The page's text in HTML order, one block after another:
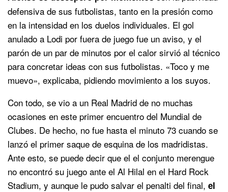
defensiva de sus futbolistas, tanto en la presión como
en la intensidad en los duelos individuales. El gol
anulado a Lodi por fuera de juego fue un aviso, y el
parón de un par de minutos por el calor sirvió al técnico
para concretar ideas con sus futbolistas. «Toco y me
muevo», explicaba, pidiendo movimiento a los suyos.
Con todo, se vio a un Real Madrid de no muchas
ocasiones en este primer encuentro del Mundial de
Clubes. De hecho, no fue hasta el minuto 73 cuando se
lanzó el primer saque de esquina de los madridistas.
Ante esto, se puede decir que el el conjunto merengue
no encontró su juego ante el Al Hilal en el Hard Rock
Stadium, y aunque le pudo salvar el penalti del final, el